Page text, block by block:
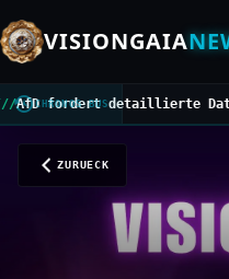
VISIONGAIA
CHRONOS BUS
detaillierte Daten zum
ZURUECK